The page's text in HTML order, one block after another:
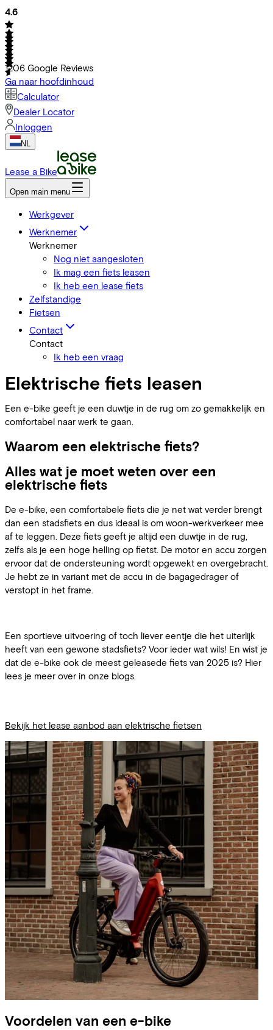
4.6
1206 Google Reviews
Ga naar hoofdinhoud
Calculator
Dealer Locator
Inloggen
NL
Lease a Bike
Open main menu
Werkgever
Werknemer
Werknemer
Nog niet aangesloten
Ik mag een fiets leasen
Ik heb een lease fiets
Zelfstandige
Fietsen
Contact
Contact
Ik heb een vraag
Elektrische fiets leasen
Een e-bike geeft je een duwtje in de rug om zo gemakkelijk en
comfortabel naar werk te gaan.
Waarom een elektrische fiets?
Alles wat je moet weten over een
elektrische fiets
De e-bike, een comfortabele fiets die je net wat verder brengt
dan een stadsfiets en dus ideaal is om woon-werkverkeer mee
af te leggen. Deze fiets geeft je altijd een duwtje in de rug,
zelfs als je een hoge helling op fietst. De motor en accu zorgen
ervoor dat de ondersteuning wordt opgewekt en overgebracht.
Je hebt ze in variant met de accu in de bagagedrager of
verstopt in het frame.
Een sportieve uitvoering of toch liever eentje die het uiterlijk
heeft van een gewone stadsfiets? Voor ieder wat wils! En wist je
dat de e-bike ook de meest geleasede fiets van 2025 is? Hier
lees je meer over in onze blogs.
Bekijk het lease aanbod aan elektrische fietsen
Voordelen van een e-bike